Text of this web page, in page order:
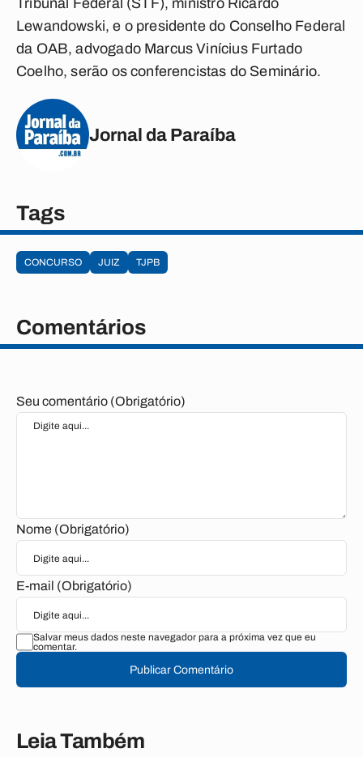
Tribunal Federal (STF), ministro Ricardo
Lewandowski, e o presidente do Conselho Federal
da OAB, advogado Marcus Vinícius Furtado
Coelho, serão os conferencistas do Seminário.
Jornal da Paraíba
Tags
CONCURSO JUIZ TJPB
Comentários
Seu comentário (Obrigatório)
Nome (Obrigatório)
E-mail (Obrigatório)
Salvar meus dados neste navegador para a próxima vez que eu
comentar.
Publicar Comentário
Leia Também